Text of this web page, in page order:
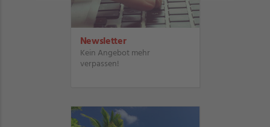
Newsletter
Kein Angebot mehr
verpassen!